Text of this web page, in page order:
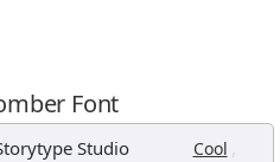
Font
Studio Cool ,